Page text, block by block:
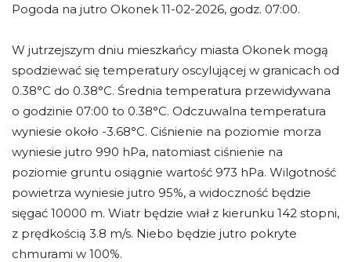
Pogoda na jutro Okonek 11-02-2026, godz. 07:00.
W jutrzejszym dniu mieszkańcy miasta Okonek mogą
spodziewać się temperatury oscylującej w granicach od
0.38°C do 0.38°C. Średnia temperatura przewidywana
o godzinie 07:00 to 0.38°C. Odczuwalna temperatura
wyniesie około -3.68°C. Ciśnienie na poziomie morza
wyniesie jutro 990 hPa, natomiast ciśnienie na
poziomie gruntu osiągnie wartość 973 hPa. Wilgotność
powietrza wyniesie jutro 95%, a widoczność będzie
sięgać 10000 m. Wiatr będzie wiał z kierunku 142 stopni,
z prędkością 3.8 m/s. Niebo będzie jutro pokryte
chmurami w 100%.